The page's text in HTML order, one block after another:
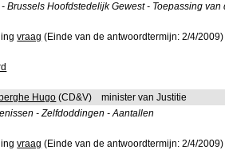
- Brussels Hoofdstedelijk Gewest - Toepassing
vraag (Einde van de antwoordtermijn: 2/4/2009)
Hugo (CD&V)
minister van Justitie
- Zelfdoddingen - Aantallen
vraag (Einde van de antwoordtermijn: 2/4/2009)